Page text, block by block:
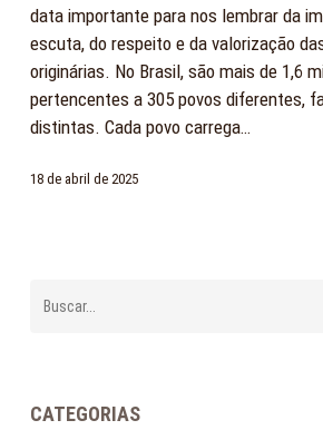
indígenas
no
Brasil
data importante para nos lembrar da
escuta, do respeito e da valorização
originárias. No Brasil, são mais de 1,6
pertencentes a 305 povos diferentes,
distintas. Cada povo carrega…
18 de abril de 2025
CATEGORIAS